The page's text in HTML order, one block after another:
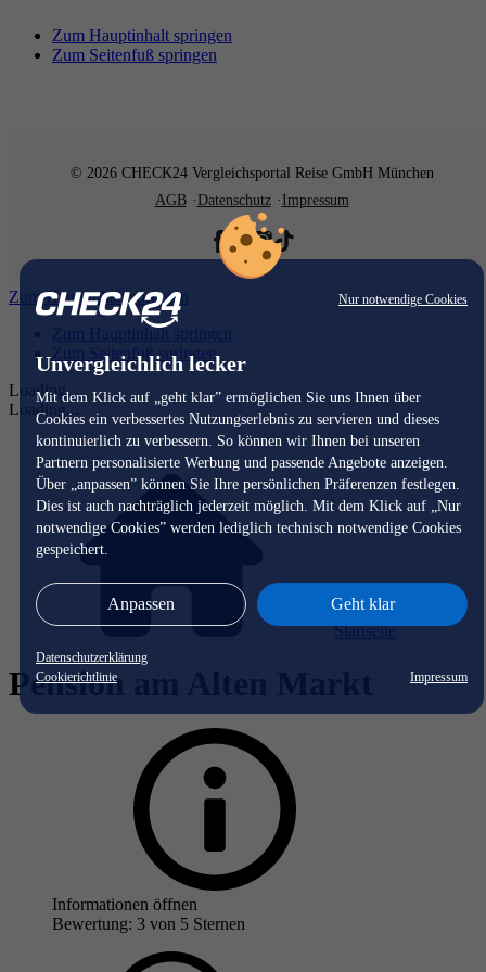
Nur notwendige Cookies
Unvergleichlich lecker
Mit dem Klick auf „geht klar” ermöglichen Sie uns Ihnen über
Cookies ein verbessertes Nutzungserlebnis zu servieren und dieses
kontinuierlich zu verbessern. So können wir Ihnen bei unseren
Partnern personalisierte Werbung und passende Angebote anzeigen.
Über „anpassen” können Sie Ihre persönlichen Präferenzen festlegen.
Dies ist auch nachträglich jederzeit möglich. Mit dem Klick auf „Nur
notwendige Cookies” werden lediglich technisch notwendige Cookies
gespeichert.
Anpassen Geht klar
Datenschutzerklärung
Cookierichtlinie
Impressum
Zum Hauptinhalt springen
Zum Seitenfuß springen
© 2026 CHECK24 Vergleichsportal Reise GmbH München
AGB
Datenschutz Impressum
Zum Hauptinhalt springen
Zum Hauptinhalt springen
Zum Seitenfuß springen
Loading...
Loading...
Startseite
Pension am Alten Markt
Informationen öffnen
Bewertung: 3 von 5 Sternen